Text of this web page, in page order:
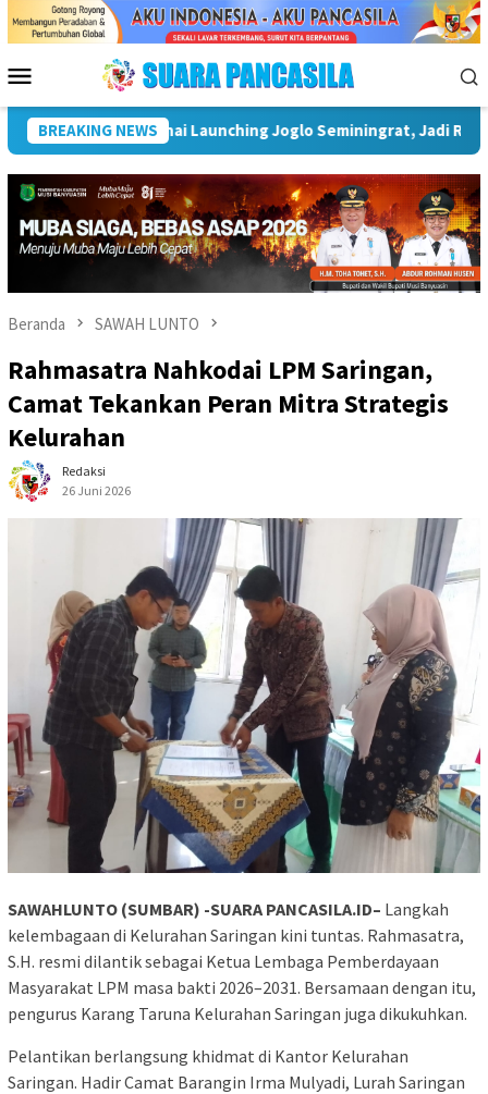
Menu
Mobile
BREAKING NEWS
Tosan Aji dan Budaya Nusantara Wakil Wali
Beranda SAWAH LUNTO
Rahmasatra Nahkodai LPM Saringan,
Camat Tekankan Peran Mitra Strategis
Kelurahan
Redaksi
26 Juni 2026
SAWAHLUNTO (SUMBAR) -SUARA PANCASILA.ID– Langkah
kelembagaan di Kelurahan Saringan kini tuntas. Rahmasatra,
S.H. resmi dilantik sebagai Ketua Lembaga Pemberdayaan
Masyarakat LPM masa bakti 2026–2031. Bersamaan dengan itu,
pengurus Karang Taruna Kelurahan Saringan juga dikukuhkan.
Pelantikan berlangsung khidmat di Kantor Kelurahan
Saringan. Hadir Camat Barangin Irma Mulyadi, Lurah Saringan